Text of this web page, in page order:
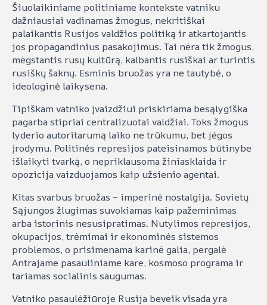
Šiuolaikiniame politiniame kontekste vatniku
dažniausiai vadinamas žmogus, nekritiškai
palaikantis Rusijos valdžios politiką ir atkartojantis
jos propagandinius pasakojimus. Tai nėra tik žmogus,
mėgstantis rusų kultūrą, kalbantis rusiškai ar turintis
rusiškų šaknų. Esminis bruožas yra ne tautybė, o
ideologinė laikysena.
Tipiškam vatniko įvaizdžiui priskiriama besąlygiška
pagarba stipriai centralizuotai valdžiai. Toks žmogus
lyderio autoritarumą laiko ne trūkumu, bet jėgos
įrodymu. Politinės represijos pateisinamos būtinybe
išlaikyti tvarką, o nepriklausoma žiniasklaida ir
opozicija vaizduojamos kaip užsienio agentai.
Kitas svarbus bruožas – imperinė nostalgija. Sovietų
Sąjungos žlugimas suvokiamas kaip pažeminimas
arba istorinis nesusipratimas. Nutylimos represijos,
okupacijos, trėmimai ir ekonominės sistemos
problemos, o prisimenama karinė galia, pergalė
Antrajame pasauliniame kare, kosmoso programa ir
tariamas socialinis saugumas.
Vatniko pasaulėžiūroje Rusija beveik visada yra